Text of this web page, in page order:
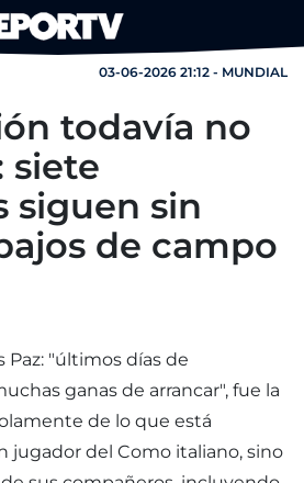
03-06-2026 21:12 - MUNDIAL
todavía no
siete
siguen sin
de campo
Paz: "últimos días de
ganas de arrancar", fue la
de lo que está
jugador del Como italiano, sino